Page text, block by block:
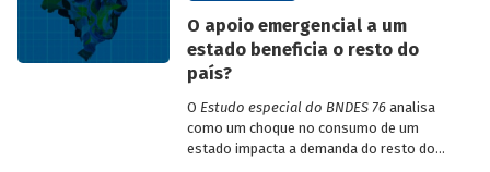
O apoio emergencial a um
estado beneficia o resto do
país?
O Estudo especial do BNDES 76analisa
como um choque no consumo de um
estado impacta a demanda do resto do